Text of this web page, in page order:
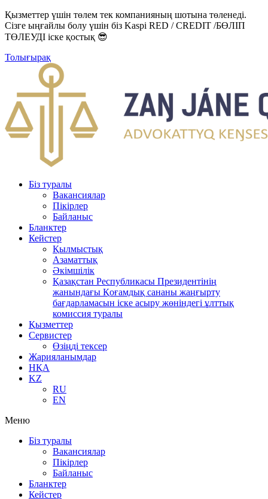
Қызметтер үшін төлем тек компанияның шотына төленеді.
Сізге ыңғайлы болу үшін біз Kaspi RED / CREDIT /БӨЛІП
ТӨЛЕУДІ іске қостық 😎
Толығырақ
Біз туралы
Вакансиялар
Пікірлер
Байланыс
Бланктер
Кейстер
Қылмыстық
Азаматтық
Әкімшілік
Қазақстан Республикасы Президентінің
жанындағы Қоғамдық сананы жаңғырту
бағдарламасын іске асыру жөніндегі ұлттық
комиссия туралы
Қызметтер
Сервистер
Өзіңді тексер
Жарияланымдар
НҚА
KZ
RU
EN
Меню
Біз туралы
Вакансиялар
Пікірлер
Байланыс
Бланктер
Кейстер